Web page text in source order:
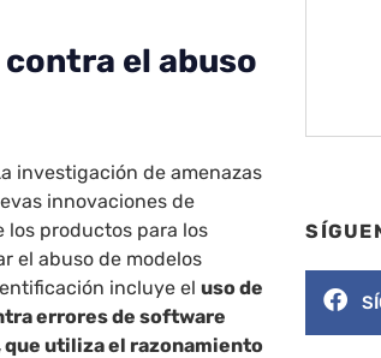
el abuso
investigación de amenazas
innovaciones de
los productos para los
el abuso de modelos
incluye eluso de
errores de software
que utiliza el razonamiento